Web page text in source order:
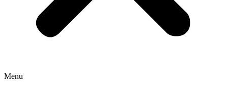
Menu